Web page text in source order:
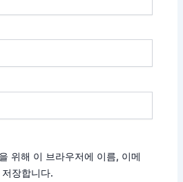
위해 이 브라우저에 이름, 이메
장합니다.